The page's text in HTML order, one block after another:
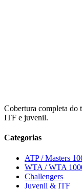
Cobertura completa
ITF e juvenil.
Categorias
ATP / Masters
WTA / WTA
Challengers
Juvenil & ITF